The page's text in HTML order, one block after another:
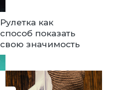
Рулетка как
способ показать
свою значимость